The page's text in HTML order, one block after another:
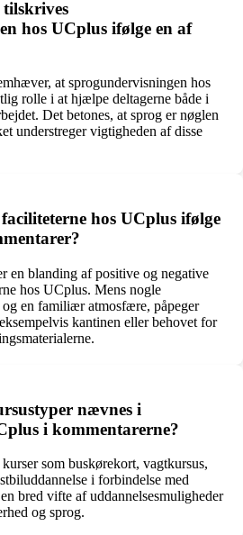
hos UCplus ifølge en af
at sprogundervisningen hos
rolle i at hjælpe deltagerne både i
Det betones, at sprog er nøglen
understreger vigtigheden af disse
hos UCplus ifølge
en blanding af positive og negative
hos UCplus. Mens nogle
en familiær atmosfære, påpeger
kantinen eller behovet for
nævnes i
i kommentarerne?
som buskørekort, vagtkursus,
i forbindelse med
bred vifte af uddannelsesmuligheder
og sprog.